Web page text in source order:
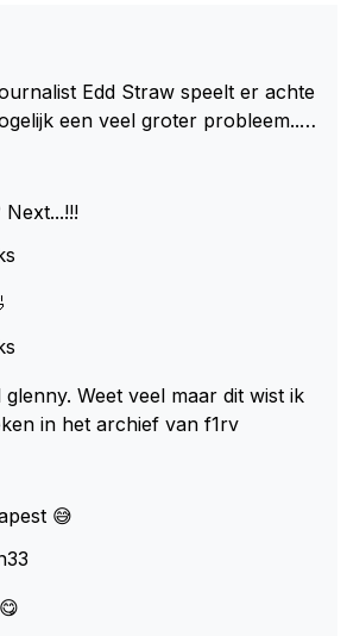
Edd Straw speelt er achte
een veel groter probleem..."
Johnny Herbert? Next...!!!
Weet veel maar dit wist ik
in het archief van f1rv
😅